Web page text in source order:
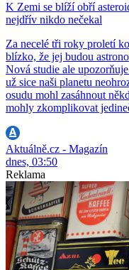
K Zemi se blíží obří
nejdřív nikdo nečekal
Za necelé tři roky proletí
blízko, že jej budou
Nová studie ale
už sice naši planetu
osudu mohl zasáhnout
mohly zkomplikovat
Aktuálně.cz - Magazín
dnes, 03:50
Reklama